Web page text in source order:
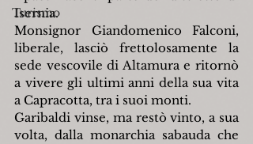
Turismo
Isernia.
Monsignor Giandomenico Falconi,
liberale, lasciò frettolosamente la
sede vescovile di Altamura e ritornò
a vivere gli ultimi anni della sua vita
a Capracotta, tra i suoi monti.
Garibaldi vinse, ma restò vinto, a sua
volta, dalla monarchia sabauda che